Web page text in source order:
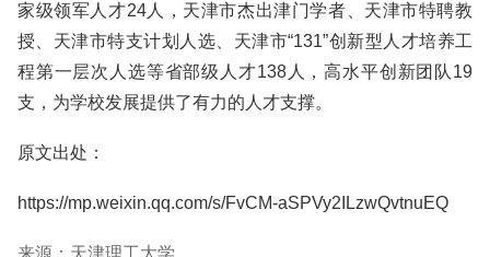
家级领军人才24人，天津市杰出津门学者、天津市特聘教
授、天津市特支计划人选、天津市“131”创新型人才培养工
程第一层次人选等省部级人才138人，高水平创新团队19
支，为学校发展提供了有力的人才支撑。
原文出处：
https://mp.weixin.qq.com/s/FvCM-aSPVy2ILzwQvtnuEQ
来源：天津理工大学